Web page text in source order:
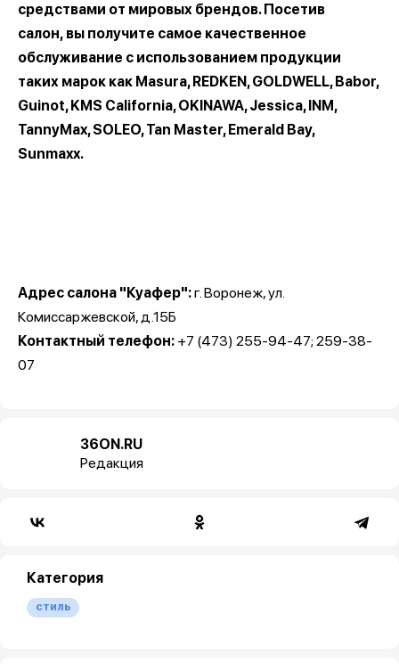
средствами от мировых брендов. Посетив
салон, вы получите самое качественное
обслуживание с использованием продукции
таких марок как Masura, REDKEN, GOLDWELL, Babor,
Guinot, KMS California, OKINAWA, Jessica, INM,
TannyMax, SOLEO, Tan Master, Emerald Bay,
Sunmaxx.
Адрес салона "Куафер":г. Воронеж, ул.
Комиссаржевской, д.15Б
Контактный телефон: +7 (473) 255-94-47; 259-38-
07
36ON.RU
Редакция
Категория
стиль